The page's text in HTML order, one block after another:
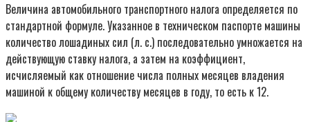
Величина автомобильного транспортного налога определяется по
стандартной формуле. Указанное в техническом паспорте машины
количество лошадиных сил (л. с.) последовательно умножается на
действующую ставку налога, а затем на коэффициент,
исчисляемый как отношение числа полных месяцев владения
машиной к общему количеству месяцев в году, то есть к 12.